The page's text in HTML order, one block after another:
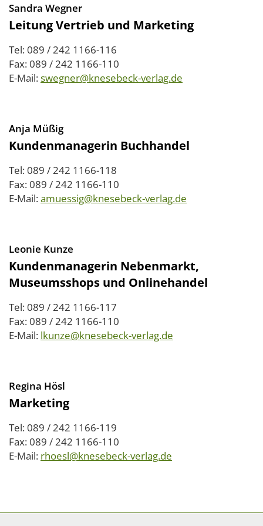
Sandra Wegner
Leitung Vertrieb und Marketing
Tel: 089 / 242 1166-116
Fax: 089 / 242 1166-110
E-Mail:swegner@knesebeck-verlag.de
Anja Müßig
Kundenmanagerin Buchhandel
Tel: 089 / 242 1166-118
Fax: 089 / 242 1166-110
E-Mail:amuessig@knesebeck-verlag.de
Leonie Kunze
Kundenmanagerin Nebenmarkt,
Museumsshops und Onlinehandel
Tel: 089 / 242 1166-117
Fax: 089 / 242 1166-110
E-Mail: lkunze@knesebeck-verlag.de
Regina Hösl
Marketing
Tel: 089 / 242 1166-119
Fax: 089 / 242 1166-110
E-Mail: rhoesl@knesebeck-verlag.de